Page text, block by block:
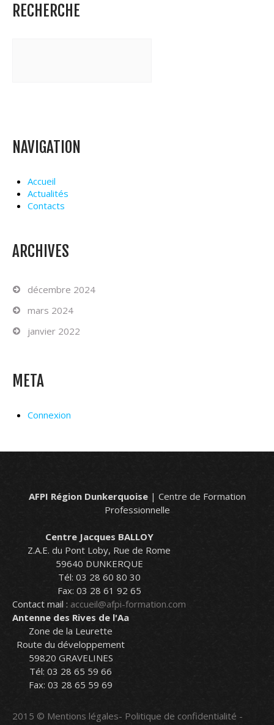
RECHERCHE
NAVIGATION
Accueil
Actualités
Contacts
ARCHIVES
décembre 2024
mars 2024
janvier 2022
META
Connexion
AFPI Région Dunkerquoise| Centre de Formation
Professionnelle
Centre Jacques BALLOY
Z.A.E. du Pont Loby, Rue de Rome
59640 DUNKERQUE
Tél: 03 28 60 80 30
Fax: 03 28 61 92 65
Contact mail : accueil@afpi-formation.com
Antenne des Rives de l'Aa
Zone de la Leurette
Route du développement
59820 GRAVELINES
Tél: 03 28 65 59 66
Fax: 03 28 65 59 69
2015 © Mentions légales- Politique de confidentialité -